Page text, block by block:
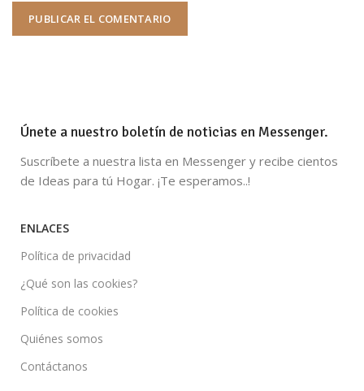
Únete a nuestro boletín de noticias en Messenger.
Suscríbete a nuestra lista en Messenger y recibe cientos
de Ideas para tú Hogar. ¡Te esperamos..!
ENLACES
Política de privacidad
¿Qué son las cookies?
Política de cookies
Quiénes somos
Contáctanos